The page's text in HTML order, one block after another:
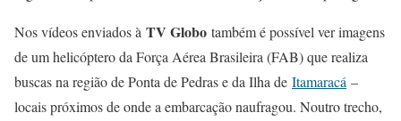
Nos vídeos enviados à TV Globo também é possível ver imagens
de um helicóptero da Força Aérea Brasileira (FAB) que realiza
buscas na região de Ponta de Pedras e da Ilha de Itamaracá –
locais próximos de onde a embarcação naufragou. Noutro trecho,